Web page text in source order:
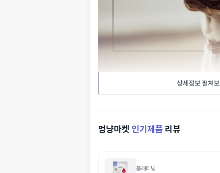
상세정보 펼쳐
멍냥마켓 인기제품 리뷰
플래티넘